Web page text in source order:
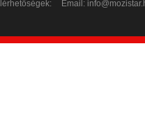
Email: